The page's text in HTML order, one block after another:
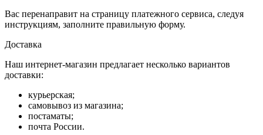
Вас перенаправит на страницу платежного сервиса, следуя
инструкциям, заполните правильную форму.
Доставка
Наш интернет-магазин предлагает несколько вариантов
доставки:
курьерская;
самовывоз из магазина;
постаматы;
почта России.